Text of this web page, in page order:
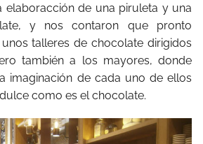
elaboracción de una piruleta y una
y nos contaron que pronto
talleres de chocolate dirigidos
también a los mayores, donde
imaginación de cada uno de ellos
como es el chocolate.